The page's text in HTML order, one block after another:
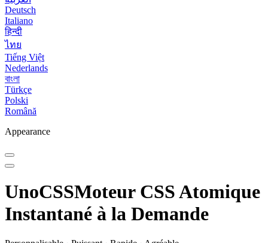
Deutsch
Italiano
हिन्दी
ไทย
Tiếng Việt
Nederlands
বাংলা
Türkçe
Polski
Română
Appearance
UnoCSSMoteur CSS Atomique
Instantané à la Demande